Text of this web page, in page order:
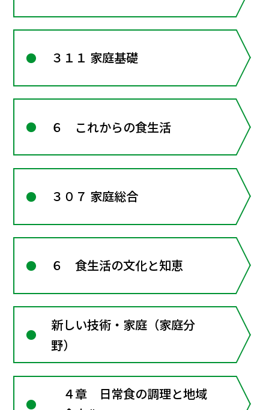
３１１ 家庭基礎
６ これからの食生活
３０７ 家庭総合
６ 食生活の文化と知恵
新しい技術・家庭（家庭分
野）
４章 日常食の調理と地域